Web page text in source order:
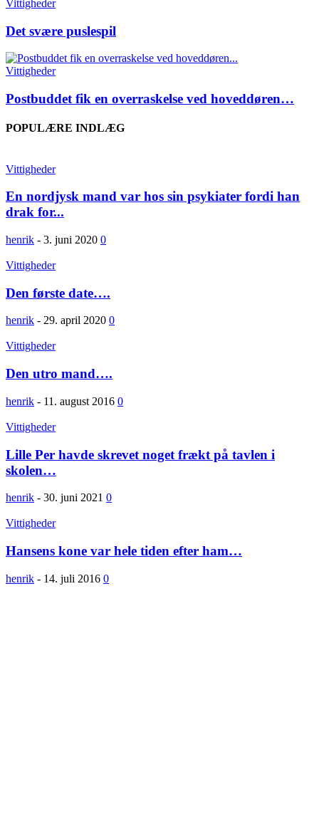
Vittigheder
Det svære puslespil
Vittigheder
Postbuddet fik en overraskelse ved hoveddøren…
POPULÆRE INDLÆG
Vittigheder
En nordjysk mand var hos sin psykiater fordi han
drak for...
henrik - 3. juni 2020 0
Vittigheder
Den første date….
henrik - 29. april 2020 0
Vittigheder
Den utro mand….
henrik - 11. august 2016 0
Vittigheder
Lille Per havde skrevet noget frækt på tavlen i
skolen…
henrik - 30. juni 2021 0
Vittigheder
Hansens kone var hele tiden efter ham…
henrik - 14. juli 2016 0